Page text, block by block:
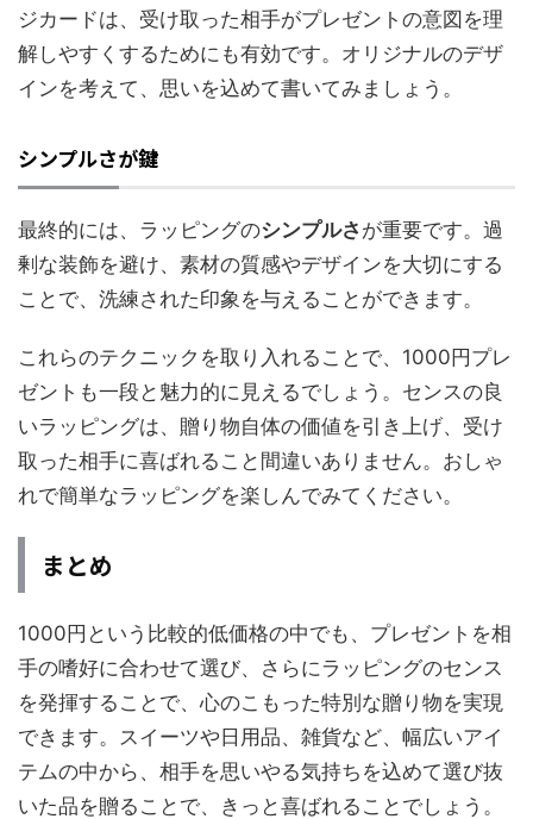
ジカードは、受け取った相手がプレゼントの意図を理
解しやすくするためにも有効です。オリジナルのデザ
インを考えて、思いを込めて書いてみましょう。
シンプルさが鍵
最終的には、ラッピングのシンプルさ が重要です。過
剰な装飾を避け、素材の質感やデザインを大切にする
ことで、洗練された印象を与えることができます。
これらのテクニックを取り入れることで、1000円プレ
ゼントも一段と魅力的に見えるでしょう。センスの良
いラッピングは、贈り物自体の価値を引き上げ、受け
取った相手に喜ばれること間違いありません。おしゃ
れで簡単なラッピングを楽しんでみてください。
まとめ
1000円という比較的低価格の中でも、プレゼントを相
手の嗜好に合わせて選び、さらにラッピングのセンス
を発揮することで、心のこもった特別な贈り物を実現
できます。スイーツや日用品、雑貨など、幅広いアイ
テムの中から、相手を思いやる気持ちを込めて選び抜
いた品を贈ることで、きっと喜ばれることでしょう。